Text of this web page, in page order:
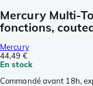
Mercury Multi-
fonctions,
Mercury
44,49 €
En stock
Commandé avant 18h,